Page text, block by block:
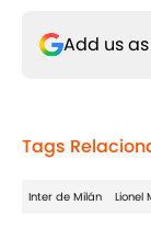
Add us
Tags
Inter de Milán Lionel